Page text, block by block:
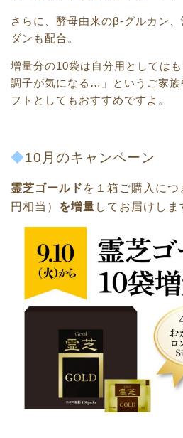
さらに、酵母由来のβ-グルカン
ダンも配合。
増量分の10袋は自分用としては
調子が気になる…」というご家
フトとしてもおすすめですよ。
◆10月のキャンペーン
霊芝ゴールド を１箱ご購入につ
円相当） を増量 してお届けしま